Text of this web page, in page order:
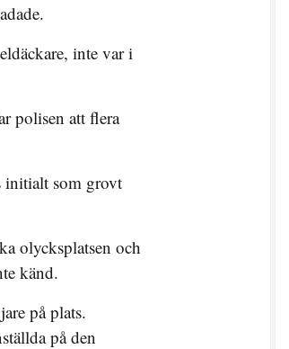
inte var i
polisen att flera
initialt som grovt
olycksplatsen och
känd.
på plats.
på den